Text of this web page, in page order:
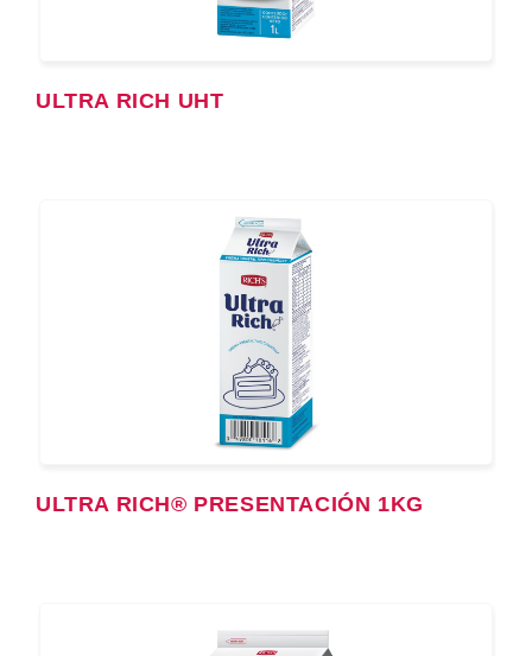
ULTRA RICH UHT
ULTRA RICH® PRESENTACIÓN 1KG